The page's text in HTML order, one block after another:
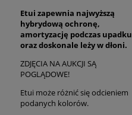
Etui zapewnia najwyższą
hybrydową ochronę,
amortyzację podczas upadku
orazdoskonale leży w dłoni.
ZDJĘCIA NA AUKCJI SĄ
POGLĄDOWE!
Etui może różnić się odcieniem
podanych kolorów.